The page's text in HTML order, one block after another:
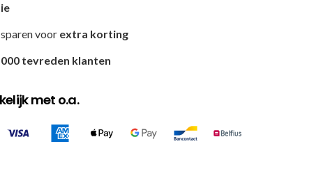
voor extra korting
tevreden klanten
met o.a.